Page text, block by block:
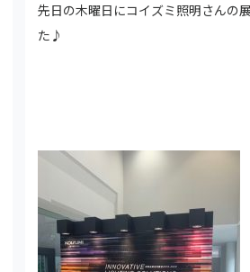
先日の木曜日にコイズミ照明さんの
た♪